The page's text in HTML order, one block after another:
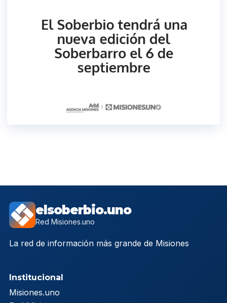
elsoberbio.uno
Red Misiones.uno
La red de información más grande de Misiones
Institucional
Misiones.uno